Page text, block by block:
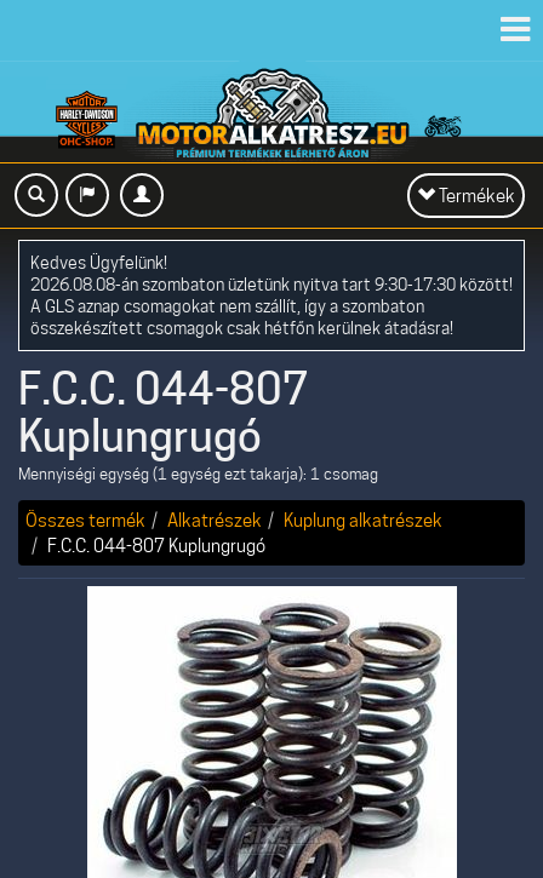
Toggle
navigation
Termékek
Kedves Ügyfelünk!
2026.08.08-án szombaton üzletünk nyitva tart 9:30-17:30 között!
A GLS aznap csomagokat nem szállít, így a szombaton
összekészített csomagok csak hétfőn kerülnek átadásra!
F.C.C. 044-807
Kuplungrugó
Mennyiségi egység (1 egység ezt takarja): 1 csomag
Összes termék Alkatrészek
Kuplung alkatrészek
F.C.C. 044-807 Kuplungrugó